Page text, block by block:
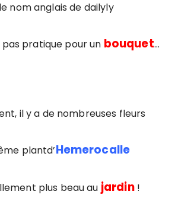
nomanglais de dailyly
pas pratique pour un bouquet…
il y a de nombreuses fleurs
plantd’Hemerocalle
plus beau au jardin!